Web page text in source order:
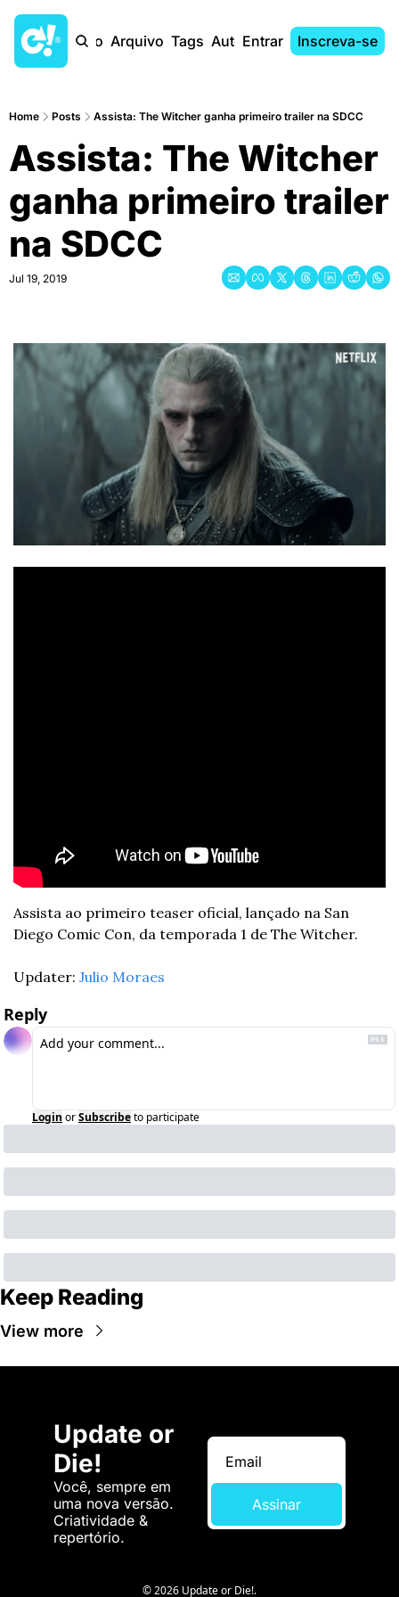
Início Arquivo Tags AutoresEntrar Inscreva-se
Home Posts Assista: The Witcher ganha primeiro trailer na SDCC
Assista: The Witcher
ganha primeiro trailer
na SDCC
Jul 19, 2019
Assista ao primeiro teaser oficial, lançado na San
Diego Comic Con, da temporada 1 de The Witcher.
Updater: Julio Moraes
Reply
Login orSubscribeto participate
Keep Reading
View more
Update or
Die!
Você, sempre em
uma nova versão.
Criatividade &
repertório.
Assinar
© 2026 Update or Die!.